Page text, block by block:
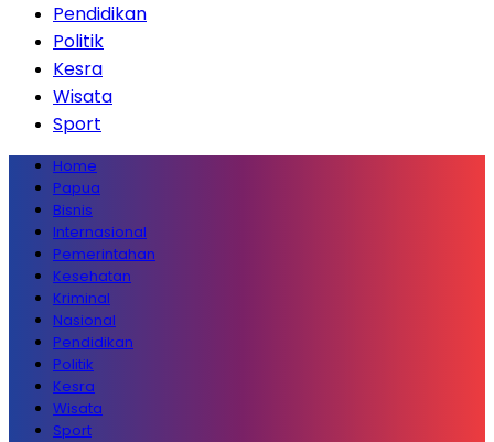
Pendidikan
Politik
Kesra
Wisata
Sport
Home
Papua
Bisnis
Internasional
Pemerintahan
Kesehatan
Kriminal
Nasional
Pendidikan
Politik
Kesra
Wisata
Sport